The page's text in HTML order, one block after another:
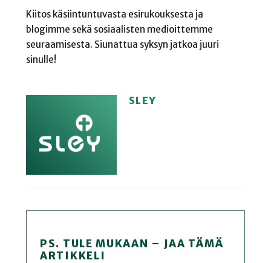
Kiitos käsiintuntuvasta esirukouksesta ja
blogimme sekä sosiaalisten medioittemme
seuraamisesta. Siunattua syksyn jatkoa juuri
sinulle!
SLEY
PS. TULE MUKAAN – JAA TÄMÄ
ARTIKKELI